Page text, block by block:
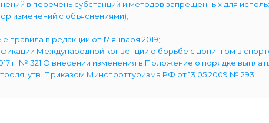
в перечень субстанций и методов запрещенных для
изменений с объяснениями);
в редакции от 17 января 2019;
Международной конвенции о борьбе с допингом в
г. № 321 О внесении изменения в Положение о порядке
утв. Приказом Минспорттуризма РФ от 13.05.2009 № 293;